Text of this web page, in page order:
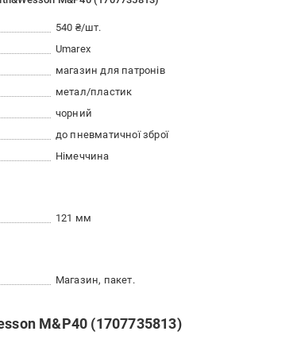
540 ₴/шт.
Umarex
магазин для патронів
метал/пластик
чорний
до пневматичної зброї
Німеччина
121 мм
Магазин, пакет.
M&P40 (1707735813)